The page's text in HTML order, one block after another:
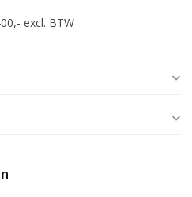
excl. BTW